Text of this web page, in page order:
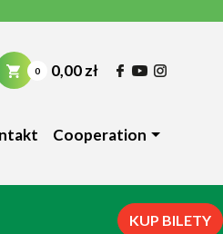
0 0,00 zł
Cooperation
KUP BILETY